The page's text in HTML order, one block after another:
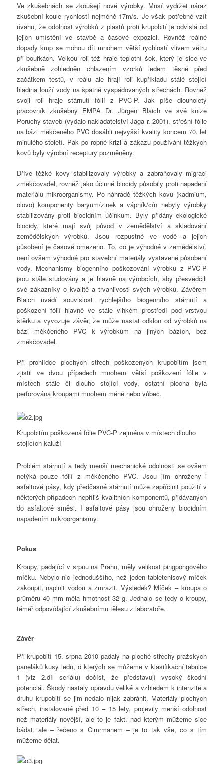
Ve zkušebnách se zkoušejí nové výrobky. Musí vydržet náraz
zkušební koule rychlostí nejméně 17m/s. Je však potřebné vzít
úvahu, že odolnost výrobků z plastů proti krupobití je odvislá od
jejich umístění ve stavbě a časové expozici. Rovněž reálné
dopady krup se mohou dít mnohem větší rychlostí vlivem větru
při bouřkách. Velkou roli též hraje teplotní šok, který je sice ve
zkušebně zohledněn chlazením vzorků ledem těsně před
začátkem testů, v reálu ale hrají roli kupříkladu stálé stojící
hladina louží vody na špatně vyspádovaných střechách. Rovněž
svoji roli hraje stárnutí fólií z PVC-P. Jak píše dlouholetý
pracovník zkušebny EMPA Dr. Jürgen Blaich ve své knize
Poruchy staveb (vydalo nakladatelství Jaga r. 2001), střešní fólie
na bázi měkčeného PVC dosáhli nejvyšší kvality koncem 70. let
minulého století. Pak po ropné krizi a zákazu používání těžkých
kovů byly výrobní receptury pozměněny.
Dříve těžké kovy stabilizovaly výrobky a zabraňovaly migraci
změkčovadel, rovněž jako účinné biocidy působily proti napadení
materiálů mikroorganismy. Po náhradě těžkých kovů (kadmium,
olovo) komponenty baryum/zinek a vápník/cín nebyly výrobky
stabilizovány proti biocidním účinkům. Byly přidány ekologické
biocidy, které mají svůj původ v zemědělství a skladování
zemědělských výrobků. Jsou rozpustné ve vodě a jejich
působení je časově omezeno. To, co je výhodné v zemědělství,
není ovšem výhodné pro stavební materiály vystavené působení
vody. Mechanismy biogenního poškozování výrobků z PVC-P
jsou stále studovány a je hlavně na výrobcích, aby přesvědčili
své zákazníky o kvalitě a trvanlivosti svých výrobků. Závěrem
Blaich uvádí souvislost rychlejšího biogenního stárnutí a
poškození fólií hlavně ve stále vlhkém prostředí pod vrstvou
štěrku a vyvozuje závěr, že může nastat odklon od výrobků na
bázi měkčeného PVC k výrobkům na jiných bázích, bez
změkčovadel.
Při prohlídce plochých střech poškozených krupobitím jsem
zjistil ve dvou případech mnohem větší poškození fólie v
místech stále či dlouho stojící vody, ostatní plocha byla
perforována kroupami mnohem méně nebo vůbec.
Krupobitím poškozená fólie PVC-P zejména v místech dlouho
stojících kaluží
Problém stárnutí a tedy menší mechanické odolnosti se ovšem
netýká pouze fólií z měkčeného PVC. Jsou jím ohroženy i
asfaltové pásy, kdy předčasné stárnutí může zapříčinit použití v
některých případech nepříliš kvalitních komponentů, přidávaných
do asfaltové směsi. I asfaltové pásy jsou ohroženy biocidním
napadením mikroorganismy.
Pokus
Kroupy, padající v srpnu na Prahu, měly velikost pingpongového
míčku. Nebylo nic jednoduššího, než jeden tabletenisový míček
zakoupit, naplnit vodou a zmrazit. Výsledek? Míček – kroupa o
průměru 40 mm měla hmotnost 32 g. Jednalo se tedy o kroupy,
téměř odpovídající zkušebnímu tělesu z laboratoře.
Závěr
Při krupobití 15. srpna 2010 padaly na ploché střechy pražských
paneláků kusy ledu, o kterých se můžeme v klasifikační tabulce
1 (viz 2.díl seriálu) dočíst, že představují vysoký škodní
potenciál. Škody nastaly opravdu veliké a vzhledem k intenzitě a
druhu krupobití se jim nedalo nijak zabránit. Materiály plochých
střech, instalované před 10 – 15 lety, projevily menší odolnost
než materiály novější, ale to je fakt, nad kterým můžeme sice
bádat, ale – řečeno s Cimrmanem – je to tak vše, co s tím
můžeme dělat.